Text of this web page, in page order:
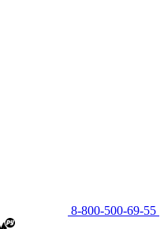
8-800-500-69-55